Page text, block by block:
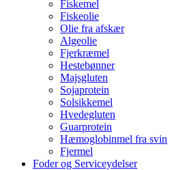
Fiskemel
Fiskeolie
Olie fra afskær
Algeolie
Fjerkræmel
Hestebønner
Majsgluten
Sojaprotein
Solsikkemel
Hvedegluten
Guarprotein
Hæmoglobinmel fra svin
Fjermel
Foder og Serviceydelser